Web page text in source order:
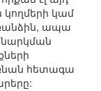
կողմերի կամ
ապա
հետագա